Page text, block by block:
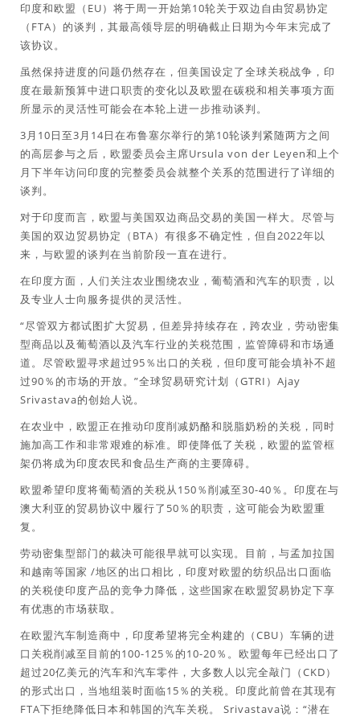
印度和欧盟（EU）将于周一开始第10轮关于双边自由贸易协定
（FTA）的谈判，其最高领导层的明确截止日期为今年末完成了
该协议。
虽然保持进度的问题仍然存在，但美国设定了全球关税战争，印
度在最新预算中进口职责的变化以及欧盟在碳税和相关事项方面
所显示的灵活性可能会在本轮上进一步推动谈判。
3月10日至3月14日在布鲁塞尔举行的第10轮谈判紧随两方之间
的高层参与之后，欧盟委员会主席Ursula von der Leyen和上个
月下半年访问印度的完整委员会就整个关系的范围进行了详细的
谈判。
对于印度而言，欧盟与美国双边商品交易的美国一样大。尽管与
美国的双边贸易协定（BTA）有很多不确定性，但自2022年以
来，与欧盟的谈判在当前阶段一直在进行。
在印度方面，人们关注农业围绕农业，葡萄酒和汽车的职责，以
及专业人士向服务提供的灵活性。
“尽管双方都试图扩大贸易，但差异持续存在，跨农业，劳动密集
型商品以及葡萄酒以及汽车行业的关税范围，监管障碍和市场通
道。尽管欧盟寻求超过95％出口的关税，但印度可能会填补不超
过90％的市场的开放。”全球贸易研究计划（GTRI）Ajay
Srivastava的创始人说。
在农业中，欧盟正在推动印度削减奶酪和脱脂奶粉的关税，同时
施加高工作和非常艰难的标准。即使降低了关税，欧盟的监管框
架仍将成为印度农民和食品生产商的主要障碍。
欧盟希望印度将葡萄酒的关税从150％削减至30-40％。印度在与
澳大利亚的贸易协议中履行了50％的职责，这可能会为欧盟重
复。
劳动密集型部门的裁决可能很早就可以实现。目前，与孟加拉国
和越南等国家 /地区的出口相比，印度对欧盟的纺织品出口面临
的关税使印度产品的竞争力降低，这些国家在欧盟贸易协定下享
有优惠的市场获取。
在欧盟汽车制造商中，印度希望将完全构建的（CBU）车辆的进
口关税削减至目前的100-125％的10-20％。欧盟每年已经出口了
超过20亿美元的汽车和汽车零件，大多数人以完全敲门（CKD）
的形式出口，当地组装时面临15％的关税。印度此前曾在其现有
FTA下拒绝降低日本和韩国的汽车关税。 Srivastava说：“潜在